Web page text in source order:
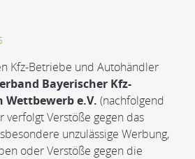
Kfz-Betriebe und Autohändler
Bayerischer Kfz-
e.V. (nachfolgend
verfolgt Verstöße gegen das
unzulässige Werbung,
oder Verstöße gegen die